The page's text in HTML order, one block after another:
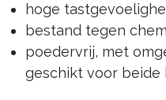
hoge
bestand tegen
poedervrij, met
geschikt voor beide